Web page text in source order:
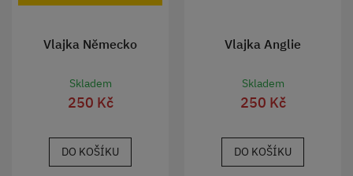
Vlajka Německo
Skladem
250 Kč
DO KOŠÍKU
Vlajka Anglie
Skladem
250 Kč
DO KOŠÍKU